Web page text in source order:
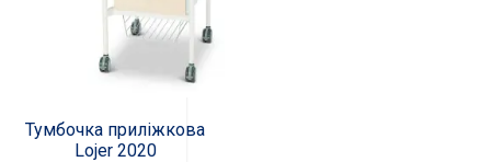
Тумбочка приліжкова
Lojer 2020